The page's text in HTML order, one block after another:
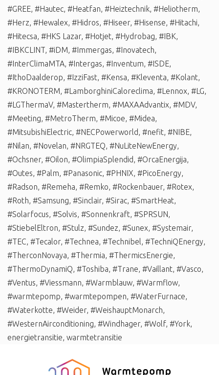
#GREE, #Hautec, #Heatfan, #Heiztechnik, #Heliotherm,
#Herz, #Hewalex, #Hidros, #Hiseer, #Hisense, #Hitachi,
#Hitecsa, #HKS Lazar, #Hotjet, #Hydrobag, #IBK,
#IBKCLINT, #iDM, #Immergas, #Inovatech,
#InterClimaMTA, #Intergas, #Inventum, #ISDE,
#IthoDaalderop, #IzziFast, #Kensa, #Kleventa, #Kolant,
#KRONOTERM, #LamborghiniCaloreclima, #Lennox, #LG,
#LGThermaV, #Mastertherm, #MAXAAdvantix, #MDV,
#Meeting, #MetroTherm, #Micoe, #Midea,
#MitsubishiElectric, #NECPowerworld, #nefit, #NIBE,
#Nilan, #Novelan, #NRGTEQ, #NuLiteNewEnergy,
#Ochsner, #Oilon, #OlimpiaSplendid, #OrcaEnergija,
#Outes, #Palm, #Panasonic, #PHNIX, #PicoEnergy,
#Radson, #Remeha, #Remko, #Rockenbauer, #Rotex,
#Roth, #Samsung, #Sinclair, #Sirac, #SmartHeat,
#Solarfocus, #Solvis, #Sonnenkraft, #SPRSUN,
#StiebelEltron, #Stulz, #Sundez, #Sunex, #Systemair,
#TEC, #Tecalor, #Technea, #Technibel, #TechniQEnergy,
#TherconNovaya, #Thermia, #ThermicsEnergie,
#ThermoDynamiQ, #Toshiba, #Trane, #Vaillant, #Vasco,
#Ventus, #Viessmann, #Warmblauw, #Warmflow,
#warmtepomp, #warmtepompen, #WaterFurnace,
#Waterkotte, #Weider, #WeishauptMonarch,
#WesternAirconditioning, #Windhager, #Wolf, #York,
energietransitie, warmtetransitie